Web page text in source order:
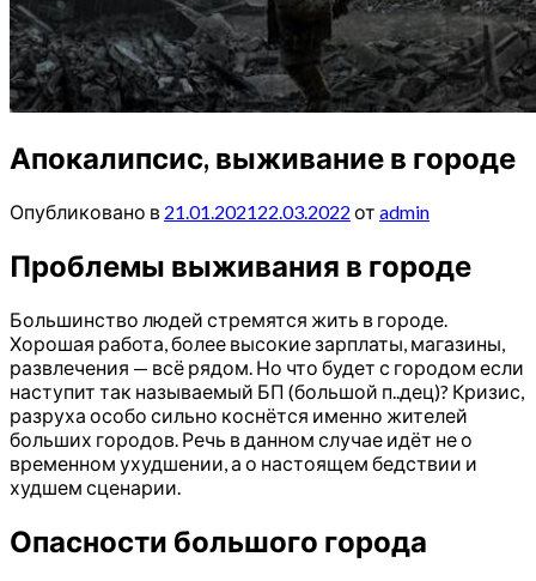
Апокалипсис, выживание в городе
Опубликовано в 21.01.202122.03.2022 от admin
Проблемы выживания в городе
Большинство людей стремятся жить в городе.
Хорошая работа, более высокие зарплаты, магазины,
развлечения — всё рядом. Но что будет с городом если
наступит так называемый БП (большой п..дец)? Кризис,
разруха особо сильно коснётся именно жителей
больших городов. Речь в данном случае идёт не о
временном ухудшении, а о настоящем бедствии и
худшем сценарии.
Опасности большого города